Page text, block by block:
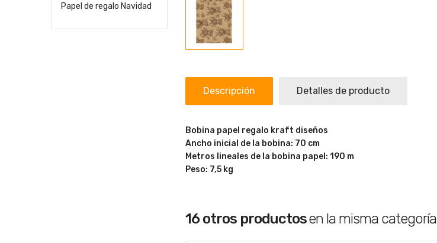
Papel de regalo Navidad
Descripción Detalles de producto
Bobina papel regalo kraft diseños
Ancho inicial de la bobina: 70 cm
Metros lineales de la bobina papel: 190 m
Peso: 7,5 kg
16 otros productosen la misma categoría